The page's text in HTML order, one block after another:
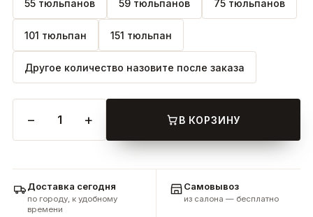
55 тюльпанов 59 тюльпанов 75 тюльпанов
101 тюльпан 151 тюльпан
Другое количество назовите после заказа
− 1 + В КОРЗИНУ
Доставка сегодня
по городу, к удобному
времени
Самовывоз
из салона — бесплатно